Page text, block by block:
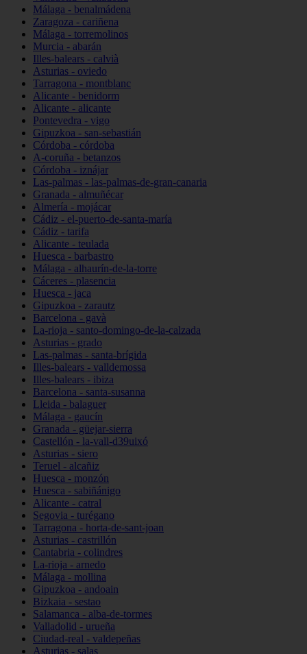
Málaga - benalmádena
Zaragoza - cariñena
Málaga - torremolinos
Murcia - abarán
Illes-balears - calvià
Asturias - oviedo
Tarragona - montblanc
Alicante - benidorm
Alicante - alicante
Pontevedra - vigo
Gipuzkoa - san-sebastián
Córdoba - córdoba
A-coruña - betanzos
Córdoba - iznájar
Las-palmas - las-palmas-de-gran-canaria
Granada - almuñécar
Almería - mojácar
Cádiz - el-puerto-de-santa-maría
Cádiz - tarifa
Alicante - teulada
Huesca - barbastro
Málaga - alhaurín-de-la-torre
Cáceres - plasencia
Huesca - jaca
Gipuzkoa - zarautz
Barcelona - gavà
La-rioja - santo-domingo-de-la-calzada
Asturias - grado
Las-palmas - santa-brígida
Illes-balears - valldemossa
Illes-balears - ibiza
Barcelona - santa-susanna
Lleida - balaguer
Málaga - gaucín
Granada - güejar-sierra
Castellón - la-vall-d39uixó
Asturias - siero
Teruel - alcañiz
Huesca - monzón
Huesca - sabiñánigo
Alicante - catral
Segovia - turégano
Tarragona - horta-de-sant-joan
Asturias - castrillón
Cantabria - colindres
La-rioja - arnedo
Málaga - mollina
Gipuzkoa - andoain
Bizkaia - sestao
Salamanca - alba-de-tormes
Valladolid - urueña
Ciudad-real - valdepeñas
Asturias - salas